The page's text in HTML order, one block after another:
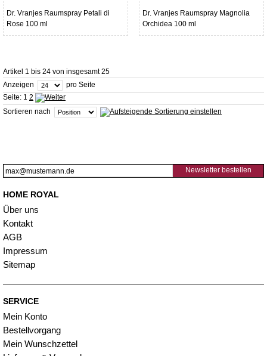
Dr. Vranjes Raumspray Petali di
Rose 100 ml
Dr. Vranjes Raumspray Magnolia
Orchidea 100 ml
Artikel 1 bis 24 von insgesamt 25
Anzeigen
pro Seite
Seite: 1 2
Sortieren nach
Newsletter bestellen
HOME ROYAL
Über uns
Kontakt
AGB
Impressum
Sitemap
SERVICE
Mein Konto
Bestellvorgang
Mein Wunschzettel